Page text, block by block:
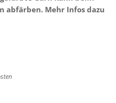
abfärben. Mehr Infos dazu